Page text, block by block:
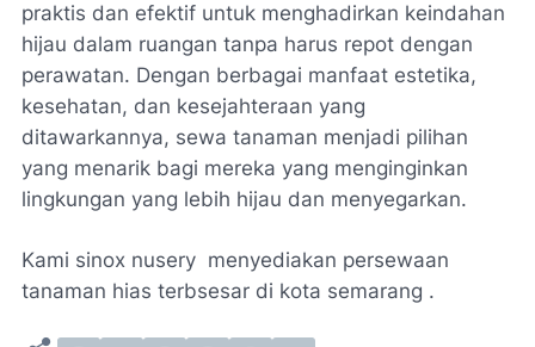
praktis dan efektif untuk menghadirkan keindahan
hijau dalam ruangan tanpa harus repot dengan
perawatan. Dengan berbagai manfaat estetika,
kesehatan, dan kesejahteraan yang
ditawarkannya, sewa tanaman menjadi pilihan
yang menarik bagi mereka yang menginginkan
lingkungan yang lebih hijau dan menyegarkan.
Kami sinox nusery menyediakan persewaan
tanaman hias terbsesar di kota semarang .